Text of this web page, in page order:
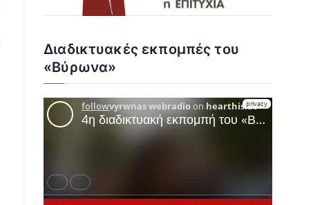
Διαδικτυακές εκπομπές του
«Βύρωνα»